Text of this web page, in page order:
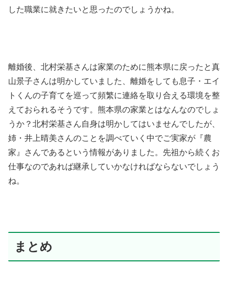
した職業に就きたいと思ったのでしょうかね。
離婚後、北村栄基さんは家業のために熊本県に戻ったと真
山景子さんは明かしていました、離婚をしても息子・エイ
トくんの子育てを巡って頻繁に連絡を取り合える環境を整
えておられるそうです。熊本県の家業とはなんなのでしょ
うか？北村栄基さん自身は明かしてはいませんでしたが、
姉・井上晴美さんのことを調べていく中でご実家が『農
家』さんであるという情報がありました。先祖から続くお
仕事なのであれば継承していかなければならないでしょう
ね。
まとめ